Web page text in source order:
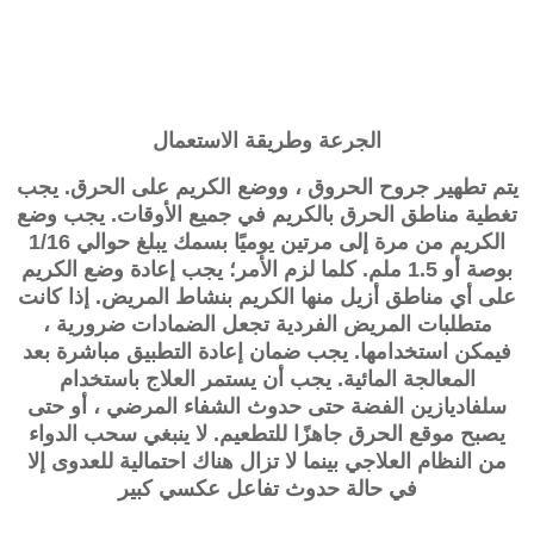
الجرعة وطريقة الاستعمال
يتم تطهير جروح الحروق ، ووضع الكريم على الحرق. يجب
تغطية مناطق الحرق بالكريم في جميع الأوقات. يجب وضع
الكريم من مرة إلى مرتين يوميًا بسمك يبلغ حوالي 1/16
بوصة أو 1.5 ملم. كلما لزم الأمر؛ يجب إعادة وضع الكريم
على أي مناطق أزيل منها الكريم بنشاط المريض. إذا كانت
متطلبات المريض الفردية تجعل الضمادات ضرورية ،
فيمكن استخدامها. يجب ضمان إعادة التطبيق مباشرة بعد
المعالجة المائية. يجب أن يستمر العلاج باستخدام
سلفاديازين الفضة حتى حدوث الشفاء المرضي ، أو حتى
يصبح موقع الحرق جاهزًا للتطعيم. لا ينبغي سحب الدواء
من النظام العلاجي بينما لا تزال هناك احتمالية للعدوى إلا
في حالة حدوث تفاعل عكسي كبير